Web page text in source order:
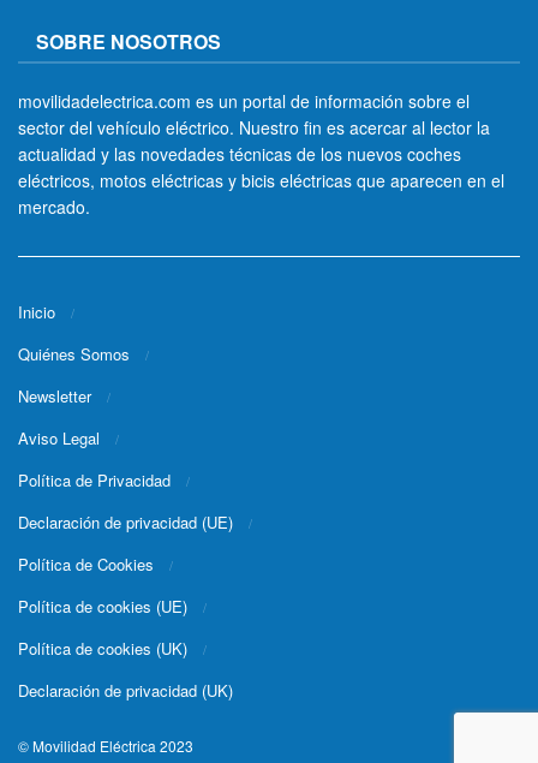
SOBRE NOSOTROS
movilidadelectrica.com es un portal de información sobre el
sector del vehículo eléctrico. Nuestro fin es acercar al lector la
actualidad y las novedades técnicas de los nuevos coches
eléctricos, motos eléctricas y bicis eléctricas que aparecen en el
mercado.
Inicio
Quiénes Somos
Newsletter
Aviso Legal
Política de Privacidad
Declaración de privacidad (UE)
Política de Cookies
Política de cookies (UE)
Política de cookies (UK)
Declaración de privacidad (UK)
© Movilidad Eléctrica 2023